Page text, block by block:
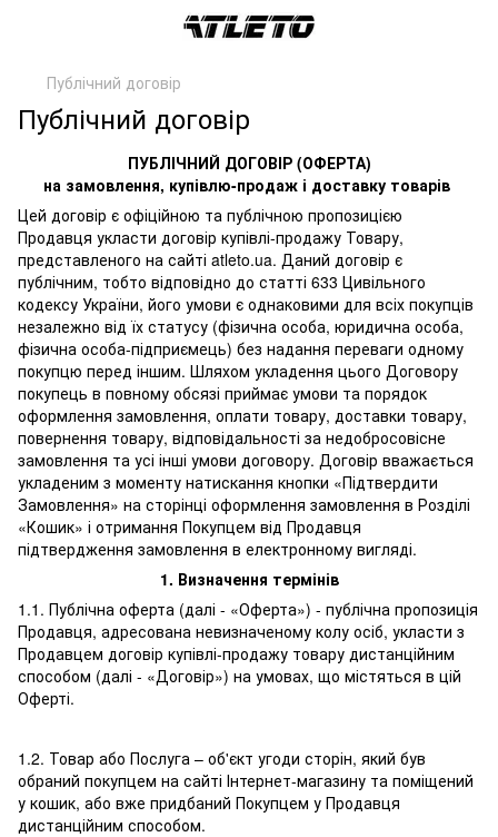
Публічний договір
Публічний договір
ПУБЛІЧНИЙ ДОГОВІР (ОФЕРТА)
на замовлення, купівлю-продаж і доставку товарів
Цей договір є офіційною та публічною пропозицією
Продавця укласти договір купівлі-продажу Товару,
представленого на сайті atleto.ua. Даний договір є
публічним, тобто відповідно до статті 633 Цивільного
кодексу України, його умови є однаковими для всіх покупців
незалежно від їх статусу (фізична особа, юридична особа,
фізична особа-підприємець) без надання переваги одному
покупцю перед іншим. Шляхом укладення цього Договору
покупець в повному обсязі приймає умови та порядок
оформлення замовлення, оплати товару, доставки товару,
повернення товару, відповідальності за недобросовісне
замовлення та усі інші умови договору. Договір вважається
укладеним з моменту натискання кнопки «Підтвердити
Замовлення» на сторінці оформлення замовлення в Розділі
«Кошик» і отримання Покупцем від Продавця
підтвердження замовлення в електронному вигляді.
1. Визначення термінів
1.1. Публічна оферта (далі - «Оферта») - публічна пропозиція
Продавця, адресована невизначеному колу осіб, укласти з
Продавцем договір купівлі-продажу товару дистанційним
способом (далі - «Договір») на умовах, що містяться в цій
Оферті.
1.2. Товар або Послуга – об'єкт угоди сторін, який був
обраний покупцем на сайті Інтернет-магазину та поміщений
у кошик, або вже придбаний Покупцем у Продавця
дистанційним способом.